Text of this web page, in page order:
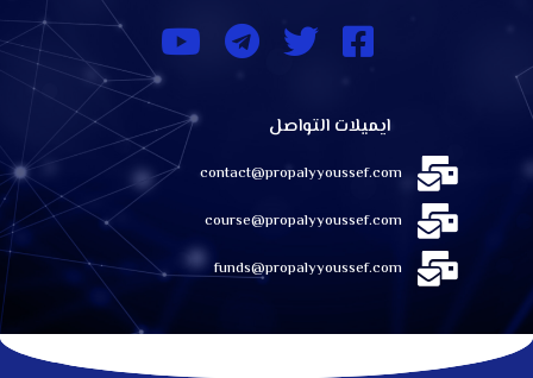
ايميلات التواصل
contact@propalyyoussef.com
course@propalyyoussef.com
funds@propalyyoussef.com